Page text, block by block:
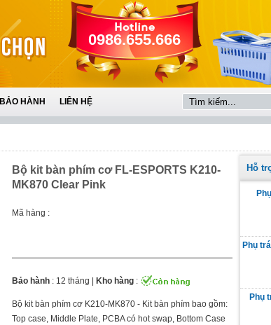
0986.655.666
BẢO HÀNH LIÊN HỆ
Hỗ
Phụ
Phụ
Bộ kit bàn phím cơ FL-ESPORTS K210-
MK870 Clear Pink
Mã hàng :
Bảo hành : 12 tháng | Kho hàng :
Bộ kit bàn phím cơ K210-MK870 - Kit bàn phím bao gồm:
Top case, Middle Plate, PCBA có hot swap, Bottom Case